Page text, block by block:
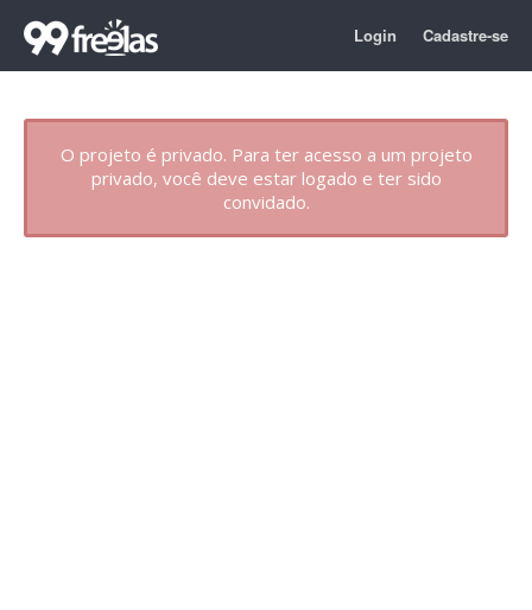
Login Cadastre-se
O projeto é privado. Para ter acesso a um projeto
privado, você deve estar logado e ter sido
convidado.